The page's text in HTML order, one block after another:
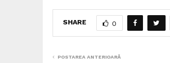
SHARE 0
POSTAREA ANTERIOARĂ